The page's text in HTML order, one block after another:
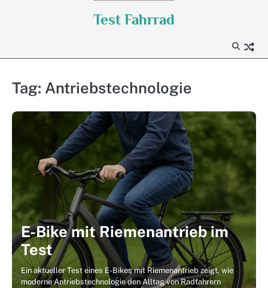
Test Fahrrad
Tag: Antriebstechnologie
E-Bike mit Riemenantrieb im
Test
Ein aktueller Test eines E-Bikes mit Riemenantrieb zeigt, wie
moderne Antriebstechnologie den Alltag von Radfahrern